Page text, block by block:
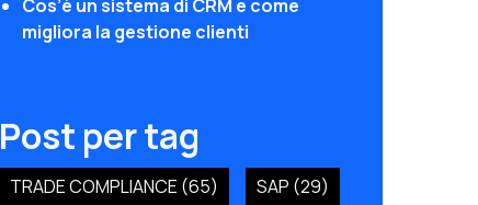
Cos’è un sistema di CRM e come
migliora la gestione clienti
Post per tag
TRADE COMPLIANCE (65) SAP (29)